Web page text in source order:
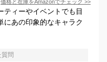
価格と在庫をAmazonでチェック >>
ティーやイベントでも目
にあの印象的なキャラク
問